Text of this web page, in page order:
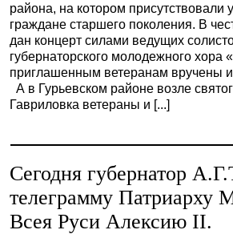
района, на котором
граждане старшего поколения. В
дан концерт силами ведущих
губернаторского молодежного хора
приглашенным ветеранам вручены
А в Гурьевском районе возле
Гавриловка ветераны и [...]
Сегодня губернатор
телеграмму Патриарху
Всея Руси Алексию II.